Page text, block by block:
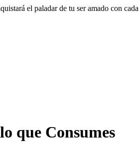
el paladar de tu ser amado con
que Consumes